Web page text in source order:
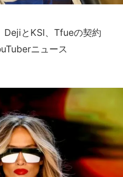
DejiとKSI、Tfueの契約
ニュース